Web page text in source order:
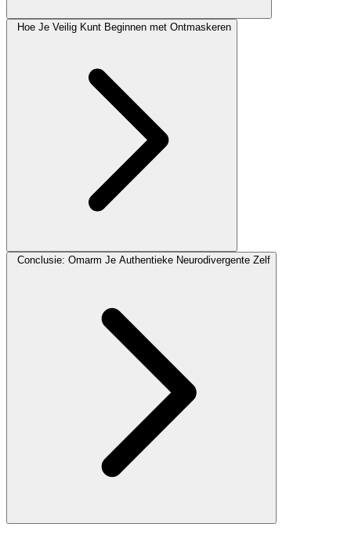
Hoe Je Veilig Kunt Beginnen met Ontmaskeren
Conclusie: Omarm Je Authentieke Neurodivergente Zelf